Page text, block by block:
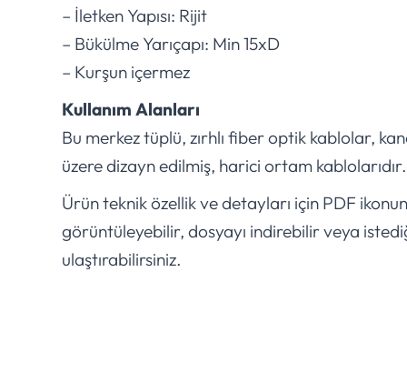
– İletken Yapısı: Rijit
– Bükülme Yarıçapı: Min 15xD
– Kurşun içermez
Kullanım Alanları
Bu merkez tüplü, zırhlı fiber optik kablolar,
üzere dizayn edilmiş, harici ortam kablolarıdır.
Ürün teknik özellik ve detayları için PDF
görüntüleyebilir, dosyayı indirebilir veya
ulaştırabilirsiniz.